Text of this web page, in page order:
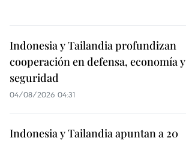
Indonesia y Tailandia profundizan
cooperación en defensa, economía y
seguridad
04/08/2026 04:31
Indonesia y Tailandia apuntan a 20